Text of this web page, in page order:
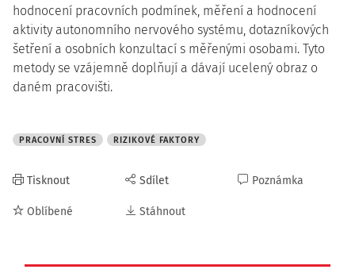
hodnocení pracovních podmínek, měření a hodnocení
aktivity autonomního nervového systému, dotazníkových
šetření a osobních konzultací s měřenými osobami. Tyto
metody se vzájemně doplňují a dávají ucelený obraz o
daném pracovišti.
PRACOVNÍ STRES RIZIKOVÉ FAKTORY
Tisknout
Oblíbené
Sdílet
Stáhnout
Poznámka